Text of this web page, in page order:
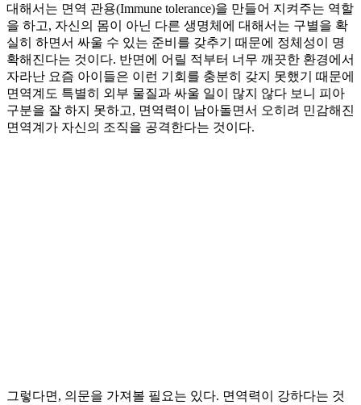
대해서는 면역 관용(Immune tolerance)을 만들어 지켜주는 역할
을 하고, 자신의 몸이 아닌 다른 생명체에 대해서는 구별을 확
실히 하면서 싸울 수 있는 준비를 갖추기 때문에 정체성이 명
확해진다는 것이다. 반면에 어릴 적부터 너무 깨끗한 환경에서
자라난 요즘 아이들은 이런 기회를 충분히 갖지 못했기 때문에
면역계도 특별히 외부 물질과 싸울 일이 많지 않다 보니 피아
구분을 잘 하지 못하고, 면역력이 남아돌면서 오히려 민감해진
면역계가 자신의 조직을 공격한다는 것이다.
그렇다면, 의문을 가져볼 필요는 있다. 면역력이 강하다는 것